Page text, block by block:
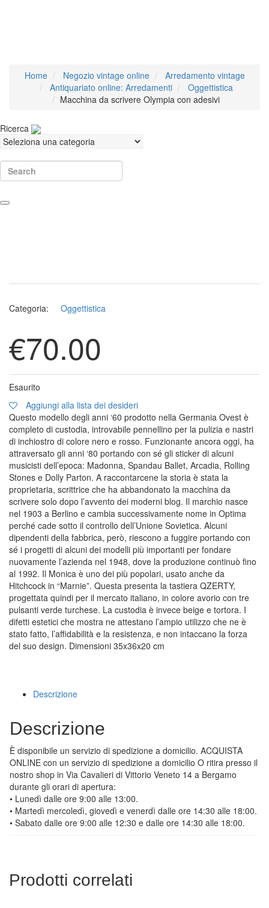
Home Negozio vintage online
Arredamento vintage
Antiquariato online: Arredamenti
Oggettistica
Macchina da scrivere Olympia con adesivi
Ricerca
Search
Categoria: Oggettistica
€70.00
Esaurito
Aggiungi alla lista dei desideri
Questo modello degli anni ‘60 prodotto nella Germania Ovest è
completo di custodia, introvabile pennellino per la pulizia e nastri
di inchiostro di colore nero e rosso. Funzionante ancora oggi, ha
attraversato gli anni ‘80 portando con sé gli sticker di alcuni
musicisti dell’epoca: Madonna, Spandau Ballet, Arcadia, Rolling
Stones e Dolly Parton. A raccontarcene la storia è stata la
proprietaria, scrittrice che ha abbandonato la macchina da
scrivere solo dopo l’avvento dei moderni blog. Il marchio nasce
nel 1903 a Berlino e cambia successivamente nome in Optima
perché cade sotto il controllo dell’Unione Sovietica. Alcuni
dipendenti della fabbrica, però, riescono a fuggire portando con
sé i progetti di alcuni dei modelli più importanti per fondare
nuovamente l’azienda nel 1948, dove la produzione continuò fino
al 1992. Il Monica è uno dei più popolari, usato anche da
Hitchcock in “Marnie”. Questa presenta la tastiera QZERTY,
progettata quindi per il mercato italiano, in colore avorio con tre
pulsanti verde turchese. La custodia è invece beige e tortora. I
difetti estetici che mostra ne attestano l’ampio utilizzo che ne è
stato fatto, l’affidabilità e la resistenza, e non intaccano la forza
del suo design. Dimensioni 35x36x20 cm
Descrizione
Descrizione
È disponibile un servizio di spedizione a domicilio. ACQUISTA
ONLINE con un servizio di spedizione a domicilio O ritira presso il
nostro shop in Via Cavalieri di Vittorio Veneto 14 a Bergamo
durante gli orari di apertura:
• Lunedì dalle ore 9:00 alle 13:00.
• Martedì mercoledì, giovedì e venerdì dalle ore 14:30 alle 18:00.
• Sabato dalle ore 9:00 alle 12:30 e dalle ore 14:30 alle 18:00.
Prodotti correlati